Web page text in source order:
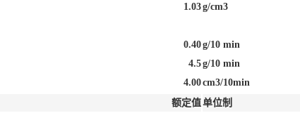
1.03g/cm3
0.40g/10 min
4.5g/10 min
4.00cm3/10min
额定值单位制